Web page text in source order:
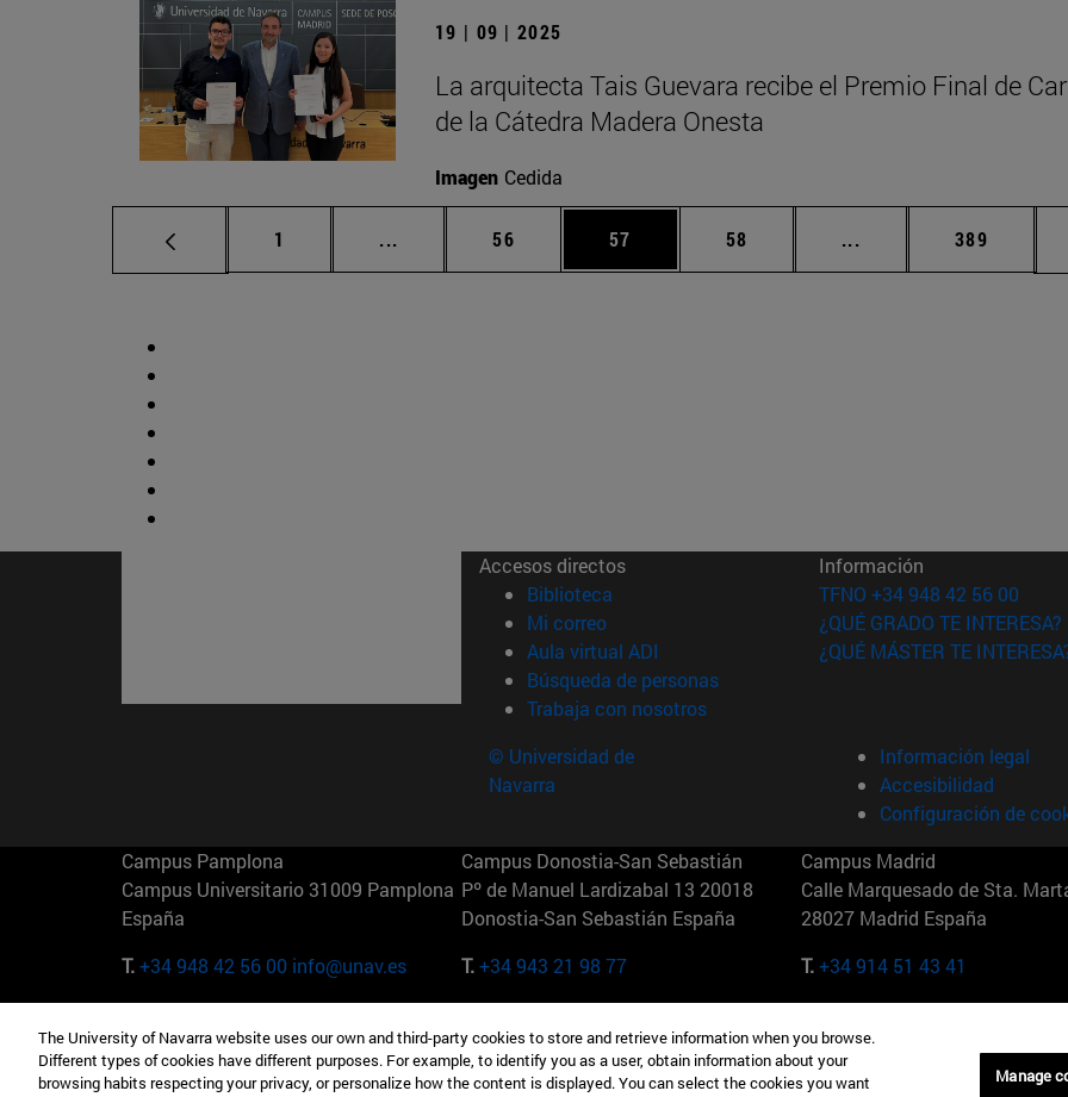
19 | 09 | 2025
La arquitecta Tais Guevara recibe el Premio Final de
de la Cátedra Madera Onesta
Imagen Cedida
Página
1 ... Páginas intermedias Use TAB para desplazarse.
Página
56 Página
57 Página
58 ... Páginas intermedias
Página
389
Accesos directos
Biblioteca (abre en nueva ventana)
Mi correo(abre en nueva ventana)
Aula virtual ADI (abre en nueva ventana)
Búsqueda de personas(abre en nueva ventana)
Trabaja con nosotros(abre en nueva ventana)
Información
TFNO +34 948 42 56 00
¿QUÉ GRADO TE INTERESA?
¿QUÉ MÁSTER TE
© Universidad de
Navarra
Información legal
Accesibilidad
Configuración de
Campus Pamplona
Campus Universitario 31009 Pamplona
España
T.+34 948 42 56 00 info@unav.es
Campus Donostia-San Sebastián
Pº de Manuel Lardizabal 13 20018
Donostia-San Sebastián España
T.+34 943 21 98 77
Campus Madrid
Calle Marquesado de Sta.
28027 Madrid España
T.+34 914 51 43 41
Camino del Cerro Águila 3 28023
Madrid España
165 W 57th St 10019-2201 Nueva York
EE.UU
Maria-Theresia-Straße 15
Múnich Alemania
The University of Navarra website uses our own and third-party cookies to store and retrieve information when you browse.
Different types of cookies have different purposes. For example, to identify you as a user, obtain information about your
browsing habits respecting your privacy, or personalize how the content is displayed. You can select the cookies you want
Manage